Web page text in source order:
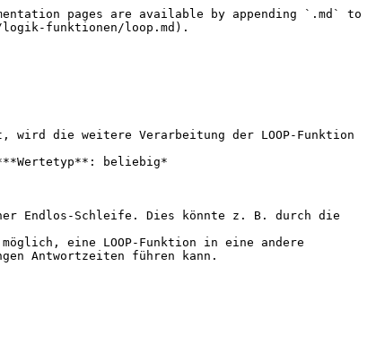
pages are available by appending `.md` to
funktionen/loop.md).
die weitere Verarbeitung der LOOP-Funktion
beliebig*
Endlos-Schleife. Dies könnte z. B. durch die
eine LOOP-Funktion in eine andere
Antwortzeiten führen kann.